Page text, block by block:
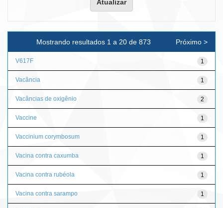
Mostrando resultados 1 a 20 de 873 Próximo >
V617F 1
Vacância 1
Vacâncias de oxigênio 2
Vaccine 1
Vaccinium corymbosum 1
Vacina contra caxumba 1
Vacina contra rubéola 1
Vacina contra sarampo 1